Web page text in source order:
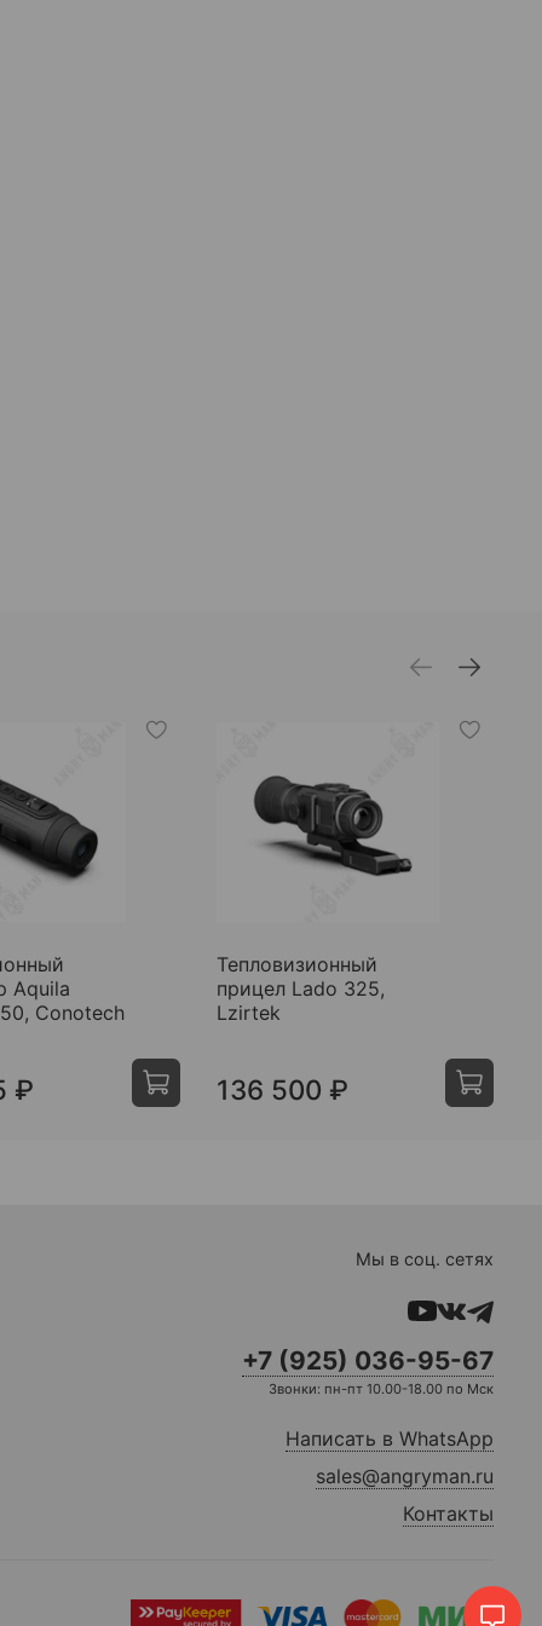
Aquila
Conotech
₽
Тепловизионный
прицел Lado 325,
Lzirtek
136 500 ₽
Мы в соц. сетях
+7 (925) 036-95-67
Звонки: пн-пт 10.00-18.00 по Мск
Написать в WhatsApp
sales@angryman.ru
Контакты